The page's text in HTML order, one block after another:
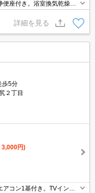
便座付き。浴室換気乾燥
詳細を見る
歩5分
２丁目
3,000円)
コン1基付き。TVインタ